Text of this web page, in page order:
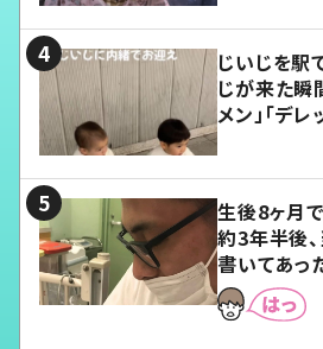
じいじを
じが来た瞬
メン」「デレ
生後8ヶ月
約3年半後
書いてあっ